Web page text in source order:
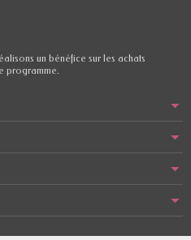
un bénéfice sur les achats
programme.